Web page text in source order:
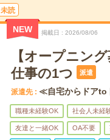
未読
NEW 掲載日 2026/08/06
【オープニン
仕事の1つ
派遣
派遣先 ≪自宅からドアto
職種未経験OK 社会人未経
友達と一緒OK OA不要